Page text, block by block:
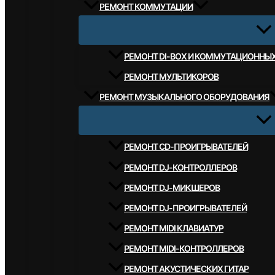
РЕМОНТ КОММУТАЦИИ
РЕМОНТ DI-BOX И
РЕМОНТ МУЛЬТИКОРОВ
РЕМОНТ МУЗЫКАЛЬНОГО ОБОРУДОВАНИЯ
РЕМОНТ CD-ПРОИГРЫВАТЕЛЕЙ
РЕМОНТ DJ-КОНТРОЛЛЕРОВ
РЕМОНТ DJ-МИКШЕРОВ
РЕМОНТ DJ-ПРОИГРЫВАТЕЛЕЙ
РЕМОНТ MIDI КЛАВИАТУР
РЕМОНТ MIDI-КОНТРОЛЛЕРОВ
РЕМОНТ АКУСТИЧЕСКИХ ГИТАР